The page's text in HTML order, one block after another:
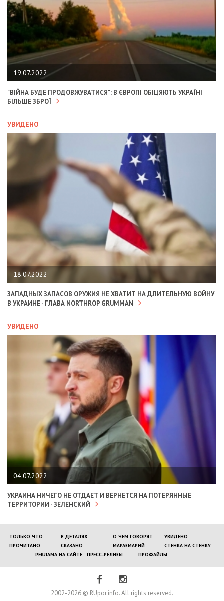
19.07.2022
"ВІЙНА БУДЕ ПРОДОВЖУВАТИСЯ": В ЄВРОПІ ОБІЦЯЮТЬ УКРАЇНІ
БІЛЬШЕ ЗБРОЇ
УВИДЕНО
18.07.2022
ЗАПАДНЫХ ЗАПАСОВ ОРУЖИЯ НЕ ХВАТИТ НА ДЛИТЕЛЬНУЮ ВОЙНУ
В УКРАИНЕ - ГЛАВА NORTHROP GRUMMAN
УВИДЕНО
04.07.2022
УКРАИНА НИЧЕГО НЕ ОТДАЕТ И ВЕРНЕТСЯ НА ПОТЕРЯННЫЕ
ТЕРРИТОРИИ - ЗЕЛЕНСКИЙ
ТОЛЬКО ЧТО В ДЕТАЛЯХ О ЧЕМ ГОВОРЯТ
УВИДЕНО
ПРОЧИТАНО
СКАЗАНО МАРАЗМАРИЙ
СТЕНКА НА СТЕНКУ
РЕКЛАМА НА САЙТЕ
ПРЕСС-РЕЛИЗЫ ПРОФАЙЛЫ
2002-2026 © RUpor.info. All rights reserved.